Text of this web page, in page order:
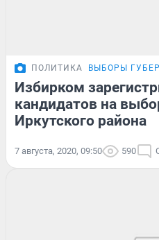
ПОЛИТИКА ВЫБОРЫ
Избирком
кандидатов на
Иркутского района
7 августа, 2020, 09:50 590